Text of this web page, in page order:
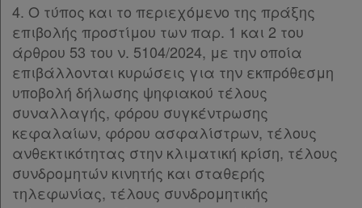
4. Ο τύπος και το περιεχόμενο της πράξης
επιβολής προστίμου των παρ. 1 και 2 του
άρθρου 53 του ν. 5104/2024, με την οποία
επιβάλλονται κυρώσεις για την εκπρόθεσμη
υποβολή δήλωσης ψηφιακού τέλους
συναλλαγής, φόρου συγκέντρωσης
κεφαλαίων, φόρου ασφαλίστρων, τέλους
ανθεκτικότητας στην κλιματική κρίση, τέλους
συνδρομητών κινητής και σταθερής
τηλεφωνίας, τέλους συνδρομητικής